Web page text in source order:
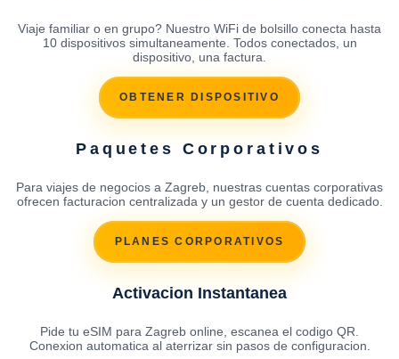
Viaje familiar o en grupo? Nuestro WiFi de bolsillo conecta hasta
10 dispositivos simultaneamente. Todos conectados, un
dispositivo, una factura.
OBTENER DISPOSITIVO
Paquetes Corporativos
Para viajes de negocios a Zagreb, nuestras cuentas corporativas
ofrecen facturacion centralizada y un gestor de cuenta dedicado.
PLANES CORPORATIVOS
Activacion Instantanea
Pide tu eSIM para Zagreb online, escanea el codigo QR.
Conexion automatica al aterrizar sin pasos de configuracion.